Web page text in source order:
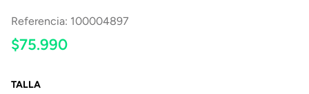
Referencia: 100004897
$75.990
TALLA